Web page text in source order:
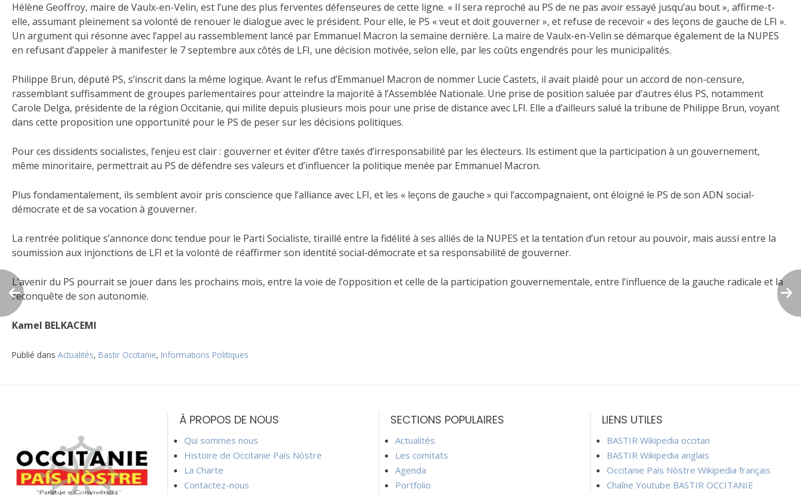
Hélène Geoffroy, maire de Vaulx-en-Velin, est l’une des plus ferventes défenseures de cette ligne. « Il sera reproché au PS de ne pas avoir essayé jusqu’au bout », affirme-t-
elle, assumant pleinement sa volonté de renouer le dialogue avec le président. Pour elle, le PS « veut et doit gouverner », et refuse de recevoir « des leçons de gauche de LFI ».
Un argument qui résonne avec l’appel au rassemblement lancé par Emmanuel Macron la semaine dernière. La maire de Vaulx-en-Velin se démarque également de la NUPES
en refusant d’appeler à manifester le 7 septembre aux côtés de LFI, une décision motivée, selon elle, par les coûts engendrés pour les municipalités.
Philippe Brun, député PS, s’inscrit dans la même logique. Avant le refus d’Emmanuel Macron de nommer Lucie Castets, il avait plaidé pour un accord de non-censure,
rassemblant suffisamment de groupes parlementaires pour atteindre la majorité à l’Assemblée Nationale. Une prise de position saluée par d’autres élus PS, notamment
Carole Delga, présidente de la région Occitanie, qui milite depuis plusieurs mois pour une prise de distance avec LFI. Elle a d’ailleurs salué la tribune de Philippe Brun, voyant
dans cette proposition une opportunité pour le PS de peser sur les décisions politiques.
Pour ces dissidents socialistes, l’enjeu est clair : gouverner et éviter d’être taxés d’irresponsabilité par les électeurs. Ils estiment que la participation à un gouvernement,
même minoritaire, permettrait au PS de défendre ses valeurs et d’influencer la politique menée par Emmanuel Macron.
Plus fondamentalement, ils semblent avoir pris conscience que l’alliance avec LFI, et les « leçons de gauche » qui l’accompagnaient, ont éloigné le PS de son ADN social-
démocrate et de sa vocation à gouverner.
La rentrée politique s’annonce donc tendue pour le Parti Socialiste, tiraillé entre la fidélité à ses alliés de la NUPES et la tentation d’un retour au pouvoir, mais aussi entre la
soumission aux injonctions de LFI et la volonté de réaffirmer son identité social-démocrate et sa responsabilité de gouverner.
L’avenir du PS pourrait se jouer dans les prochains mois, entre la voie de l’opposition et celle de la participation gouvernementale, entre l’influence de la gauche radicale et la
reconquête de son autonomie.
Kamel BELKACEMI
Publié dans Actualités, Bastir Occitanie, Informations Politiques
l’article
À PROPOS DE NOUS
Qui sommes nous
Histoire de Occitanie País Nòstre
La Charte
Contactez-nous
SECTIONS POPULAIRES
Actualités
Les comitats
Agenda
Portfolio
LIENS UTILES
BASTIR Wikipedia occitan
BASTIR Wikipedia anglais
Occitanie País Nòstre Wikipedia français
Chaîne Youtube BASTIR OCCITANIE